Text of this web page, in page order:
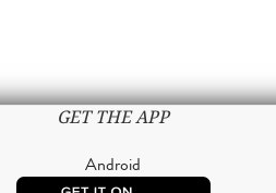
GET THE APP
Android